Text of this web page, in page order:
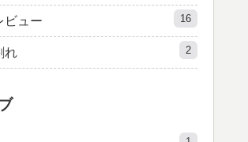
ビュー 16
れ 2